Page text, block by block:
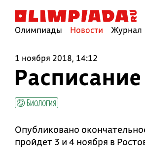
Олимпиады Новости Журнал
1 ноября 2018, 14:12
Биология
Опубликовано
пройдет 3 и 4 ноября в